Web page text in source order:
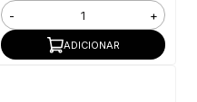
- +
ADICIONAR